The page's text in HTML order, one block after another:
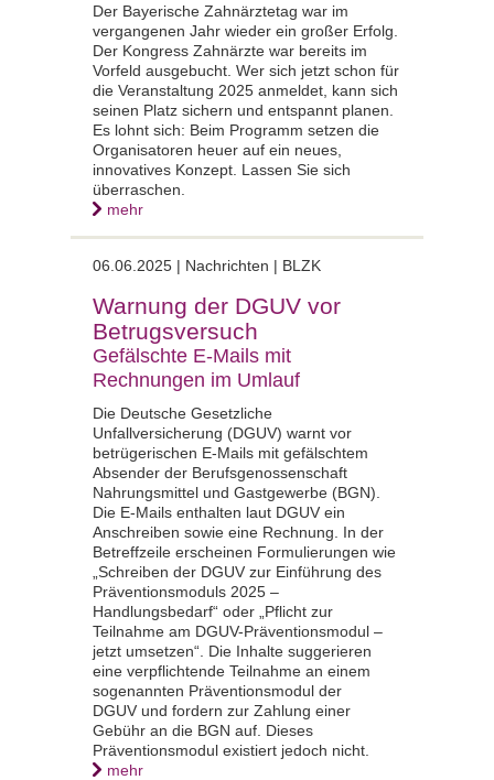
Der Bayerische Zahnärztetag war im
vergangenen Jahr wieder ein großer Erfolg.
Der Kongress Zahnärzte war bereits im
Vorfeld ausgebucht. Wer sich jetzt schon für
die Veranstaltung 2025 anmeldet, kann sich
seinen Platz sichern und entspannt planen.
Es lohnt sich: Beim Programm setzen die
Organisatoren heuer auf ein neues,
innovatives Konzept. Lassen Sie sich
überraschen.
mehr
06.06.2025 | Nachrichten | BLZK
Warnung der DGUV vor
Betrugsversuch
Gefälschte E-Mails mit
Rechnungen im Umlauf
Die Deutsche Gesetzliche
Unfallversicherung (DGUV) warnt vor
betrügerischen E-Mails mit gefälschtem
Absender der Berufsgenossenschaft
Nahrungsmittel und Gastgewerbe (BGN).
Die E-Mails enthalten laut DGUV ein
Anschreiben sowie eine Rechnung. In der
Betreffzeile erscheinen Formulierungen wie
„Schreiben der DGUV zur Einführung des
Präventionsmoduls 2025 –
Handlungsbedarf“ oder „Pflicht zur
Teilnahme am DGUV-Präventionsmodul –
jetzt umsetzen“. Die Inhalte suggerieren
eine verpflichtende Teilnahme an einem
sogenannten Präventionsmodul der
DGUV und fordern zur Zahlung einer
Gebühr an die BGN auf. Dieses
Präventionsmodul existiert jedoch nicht.
mehr